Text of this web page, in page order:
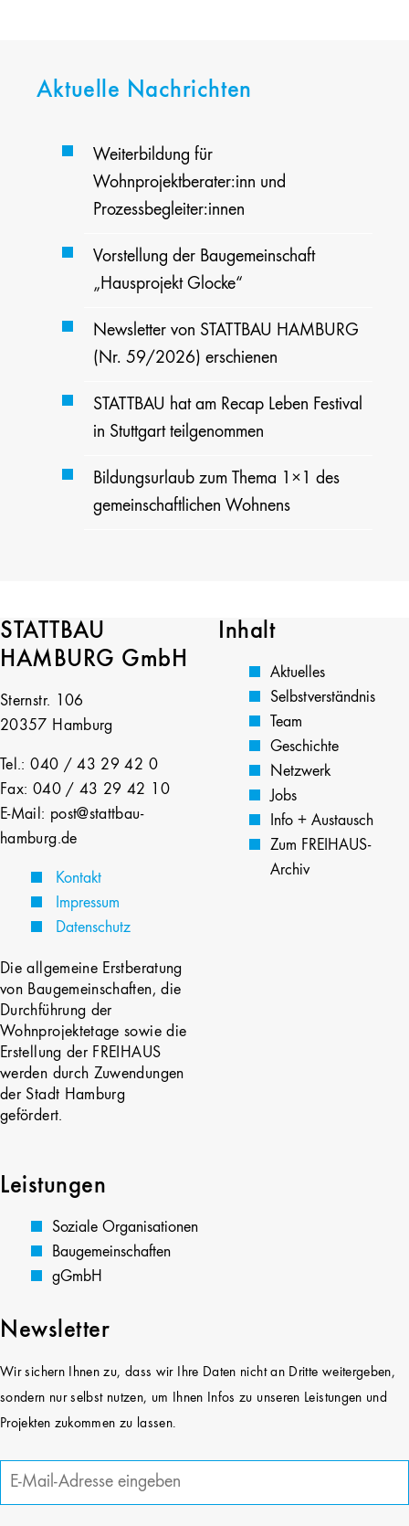
Aktuelle Nachrichten
Weiterbildung für
Wohnprojektberater:inn und
Prozessbegleiter:innen
Vorstellung der Baugemeinschaft
„Hausprojekt Glocke“
Newsletter von STATTBAU HAMBURG
(Nr. 59/2026) erschienen
STATTBAU hat am Recap Leben Festival
in Stuttgart teilgenommen
Bildungsurlaub zum Thema 1×1 des
gemeinschaftlichen Wohnens
STATTBAU
HAMBURG GmbH
Sternstr. 106
20357 Hamburg
Tel.: 040 / 43 29 42 0
Fax: 040 / 43 29 42 10
E-Mail: post@stattbau-
hamburg.de
Kontakt
Impressum
Datenschutz
Die allgemeine Erstberatung
von Baugemeinschaften, die
Durchführung der
Wohnprojektetage sowie die
Erstellung der FREIHAUS
werden durch Zuwendungen
der Stadt Hamburg
gefördert.
Inhalt
Aktuelles
Selbstverständnis
Team
Geschichte
Netzwerk
Jobs
Info + Austausch
Zum FREIHAUS-
Archiv
Leistungen
Soziale Organisationen
Baugemeinschaften
gGmbH
Newsletter
Wir sichern Ihnen zu, dass wir Ihre Daten nicht an Dritte weitergeben,
sondern nur selbst nutzen, um Ihnen Infos zu unseren Leistungen und
Projekten zukommen zu lassen.